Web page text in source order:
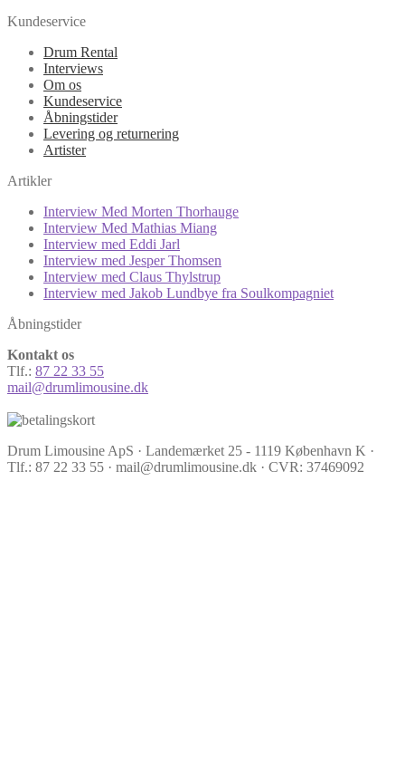
Kundeservice
Drum Rental
Interviews
Om os
Kundeservice
Åbningstider
Levering og returnering
Artister
Artikler
Interview Med Morten Thorhauge
Interview Med Mathias Miang
Interview med Eddi Jarl
Interview med Jesper Thomsen
Interview med Claus Thylstrup
Interview med Jakob Lundbye fra Soulkompagniet
Åbningstider
Kontakt os
Tlf.: 87 22 33 55
mail@drumlimousine.dk
Drum Limousine ApS · Landemærket 25 - 1119 København K ·
Tlf.: 87 22 33 55 · mail@drumlimousine.dk · CVR: 37469092